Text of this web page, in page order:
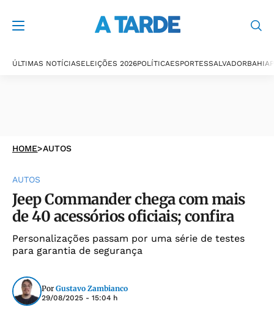
ÚLTIMAS NOTÍCIASELEIÇÕES 2026POLÍTICAESPORTESSALVADORBAHIA
HOME>AUTOS
AUTOS
Jeep Commander chega com mais
de 40 acessórios oficiais; confira
Personalizações passam por uma série de testes
para garantia de segurança
Por Gustavo Zambianco
29/08/2025 - 15:04 h